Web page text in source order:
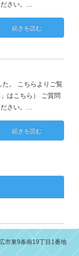
さい。...
続きを読む
。 こちらよりご覧
はこちら） ご質問
さい。...
続きを読む
市東9条南19丁目1番地